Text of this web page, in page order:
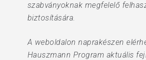
szabványoknak megfelelő
biztosítására.
A weboldalon naprakészen
Hauszmann Program aktuális